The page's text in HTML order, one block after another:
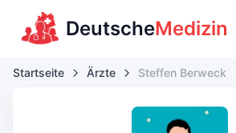
DeutscheMedizin
Startseite Ärzte Steffen Berweck